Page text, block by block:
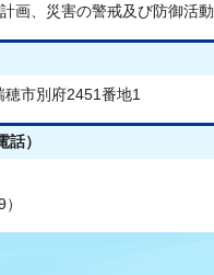
画、災害の警戒及び防御活動
市別府2451番地1
話）